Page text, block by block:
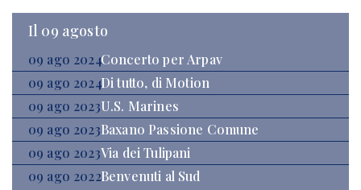
Il 09 agosto
09 ago 2024Concerto per Arpav
09 ago 2024Di tutto, di Motion
09 ago 2023U.S. Marines
09 ago 2023Baxano Passione Comune
09 ago 2023Via dei Tulipani
09 ago 2022Benvenuti al Sud